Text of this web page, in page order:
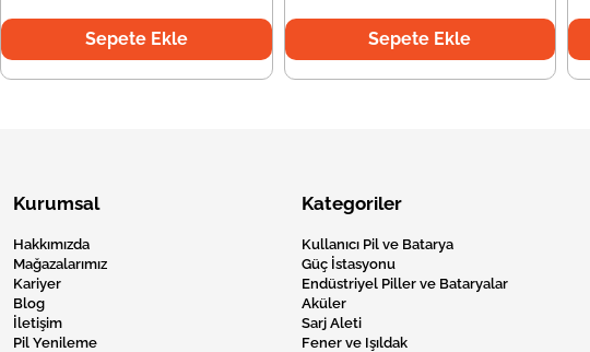
Sepete Ekle Sepete Ekle
Kurumsal
Hakkımızda
Mağazalarımız
Kariyer
Blog
İletişim
Pil Yenileme
Kategoriler
Kullanıcı Pil ve Batarya
Güç İstasyonu
Endüstriyel Piller ve Bataryalar
Aküler
Sarj Aleti
Fener ve Işıldak